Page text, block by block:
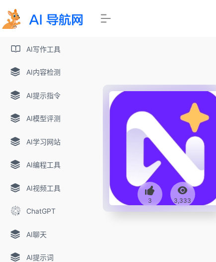
AI写作工具
AI内容检测
AI提示指令
AI模型评测
AI学习网站
AI编程工具
AI视频工具
ChatGPT
AI聊天
AI提示词
3 3,333